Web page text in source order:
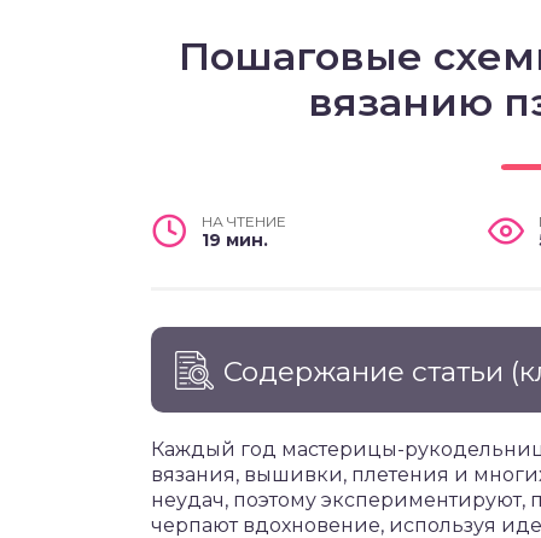
Пошаговые
вязанию
НА ЧТЕНИЕ
19 мин.
Содержание статьи
Каждый год мастерицы-
вязания, вышивки, плетения и
неудач, поэтому
черпают вдохновение, используя